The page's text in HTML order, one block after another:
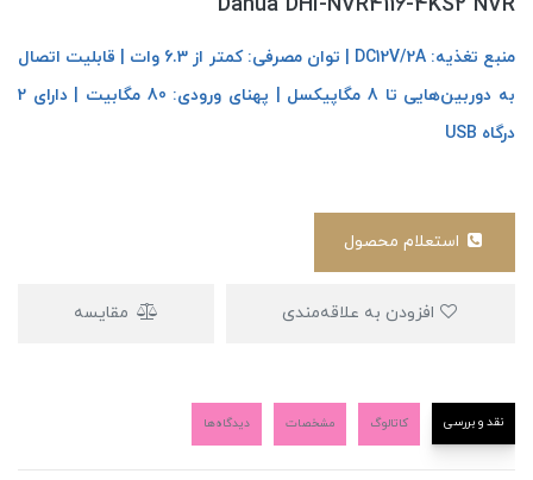
منبع تغذیه: DC12V/2A | توان مصرفی: کمتر از 6.3 وات | قابلیت اتصال
به دوربین‌هایی تا 8 مگاپیکسل | پهنای ورودی: 80 مگابیت | دارای 2
درگاه USB
مقایسه
نقد و بررسی کاتالوگ مشخصات دیدگاه‌ها